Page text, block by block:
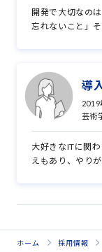
開発で大切なの
忘れないこと」
導
2019
芸術
大好きなITに関
えもあり、やり
ホーム 採用情報